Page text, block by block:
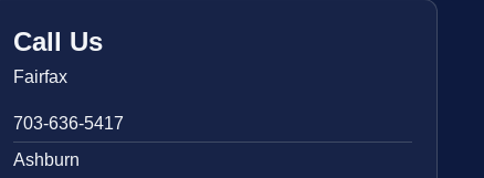
Call Us
Fairfax
703-636-5417
Ashburn